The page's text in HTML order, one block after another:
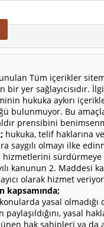
Tüm içerikler
bir yer sağlayıcısıdır.
hukuka aykırı
bulunmuyor. Bu
prensibini
hukuka, telif haklarına
saygılı olmayı ilke
hizmetlerini sürdürmeye
kanunun 2. Maddesi
olarak hizmet
kapsamında;
yasal
yasal
hak sahipleri ya da